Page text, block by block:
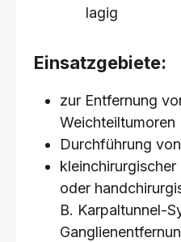
lagig
Einsatzgebiete:
zur Entfernung
Weichteiltumoren
Durchführung
oder
B. Karpaltunnel-